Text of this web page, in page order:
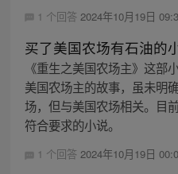
1 个回答 2024年10月19日
买了美国农场有石油的
《重生之美国农场主》这部
美国农场主的故事，虽未明
场，但与美国农场相关。目
符合要求的小说。
1 个回答 2024年10月19日